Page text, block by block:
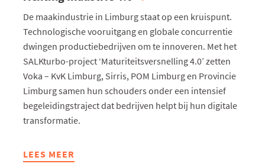
De maakindustrie in Limburg staat op een kruispunt.
Technologische vooruitgang en globale concurrentie
dwingen productiebedrijven om te innoveren. Met het
SALKturbo-project ‘Maturiteitsversnelling 4.0’ zetten
Voka – KvK Limburg, Sirris, POM Limburg en Provincie
Limburg samen hun schouders onder een intensief
begeleidingstraject dat bedrijven helpt bij hun digitale
transformatie.
LEES MEER
ABOUT